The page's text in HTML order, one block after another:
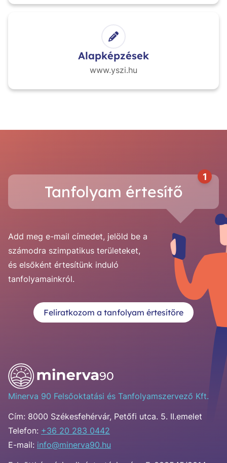
Alapképzések
www.yszi.hu
Tanfolyam értesítő
1
Add meg e-mail címedet, jelöld be a
számodra szimpatikus területeket,
és elsőként értesítünk induló
tanfolyamainkról.
Feliratkozom a tanfolyam értesítőre
Minerva 90 Felsőoktatási és Tanfolyamszervező Kft.
Cím: 8000 Székesfehérvár, Petőfi utca. 5. II.emelet
Telefon: +36 20 283 0442
E-mail: info@minerva90.hu